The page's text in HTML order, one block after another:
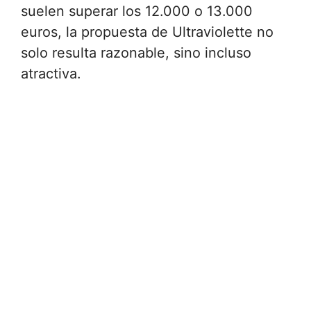
suelen superar los 12.000 o 13.000
euros, la propuesta de Ultraviolette no
solo resulta razonable, sino incluso
atractiva.